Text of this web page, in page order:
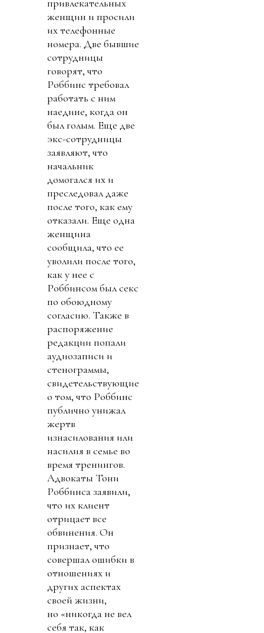
привлекательных
женщин и просили
их телефонные
номера. Две бывшие
сотрудницы
говорят, что
Роббинс требовал
работать с ним
наедине, когда он
был голым. Еще две
экс-сотрудницы
заявляют, что
начальник
домогался их и
преследовал даже
после того, как ему
отказали. Еще одна
женщина
сообщила, что ее
уволили после того,
как у нее с
Роббинсом был секс
по обоюдному
согласию. Также в
распоряжение
редакции попали
аудиозаписи и
стенограммы,
свидетельствующие
о том, что Роббинс
публично унижал
жертв
изнасилования или
насилия в семье во
время тренингов.
Адвокаты Тони
Роббинса заявили,
что их клиент
отрицает все
обвинения. Он
признает, что
совершал ошибки в
отношениях и
других аспектах
своей жизни,
но «никогда не вел
себя так, как